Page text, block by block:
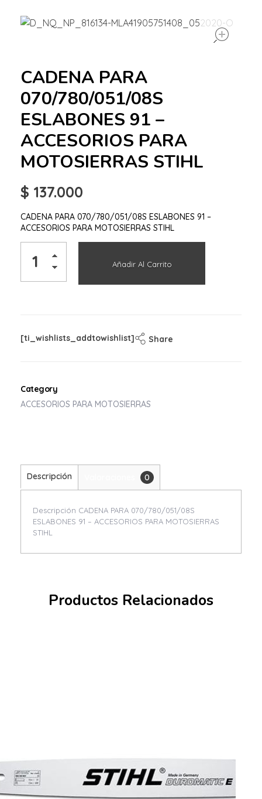
CADENA PARA
070/780/051/08S
ESLABONES 91 –
ACCESORIOS PARA
MOTOSIERRAS STIHL
$ 137.000
CADENA PARA 070/780/051/08S ESLABONES 91 –
ACCESORIOS PARA MOTOSIERRAS STIHL
Añadir Al Carrito
[ti_wishlists_addtowishlist] Share
Category
ACCESORIOS PARA MOTOSIERRAS
Descripción 0
Descripción CADENA PARA 070/780/051/08S
ESLABONES 91 – ACCESORIOS PARA MOTOSIERRAS
STIHL
Productos Relacionados